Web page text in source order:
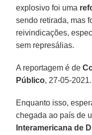
explosivo foi uma
sendo retirada, mas
reivindicações,
sem represálias.
A reportagem é de
Público, 27-05-
Enquanto isso,
chegada ao país de
Interamericana de